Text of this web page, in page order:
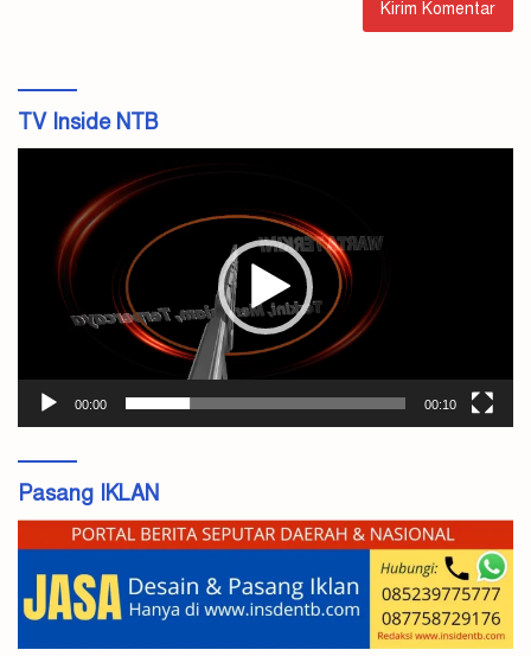
TV Inside NTB
00:00 00:10
Pasang IKLAN